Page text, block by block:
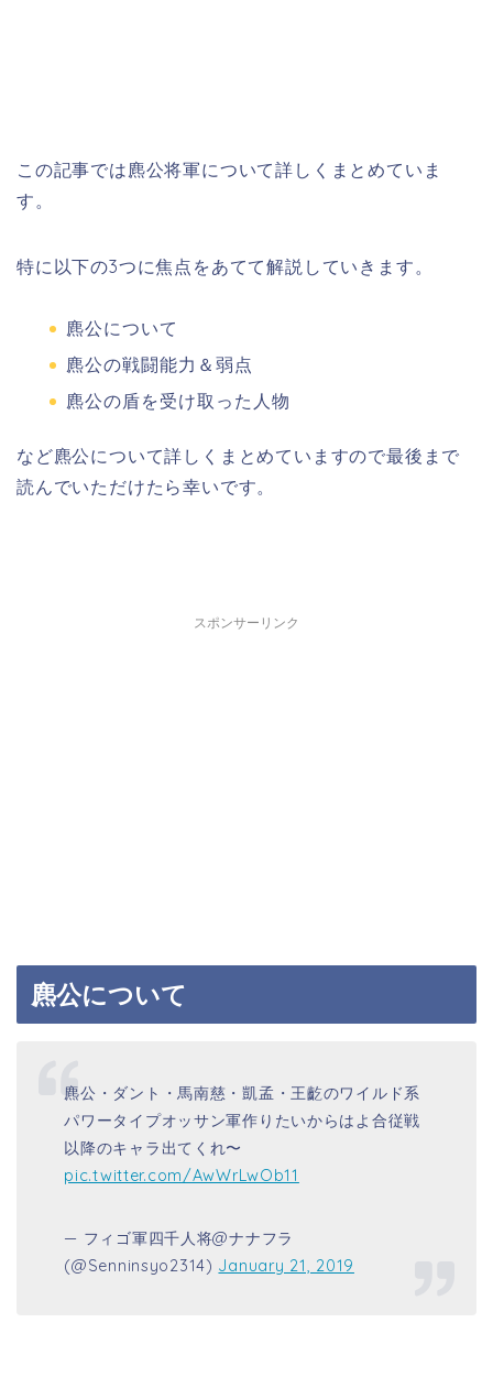
この記事では麃公将軍について詳しくまとめていま
す。
特に以下の3つに焦点をあてて解説していきます。
麃公について
麃公の戦闘能力＆弱点
麃公の盾を受け取った人物
など麃公について詳しくまとめていますので最後まで
読んでいただけたら幸いです。
スポンサーリンク
麃公について
麃公・ダント・馬南慈・凱孟・王齕のワイルド系
パワータイプオッサン軍作りたいからはよ合従戦
以降のキャラ出てくれ〜
pic.twitter.com/AwWrLwOb11
— フィゴ軍四千人将@ナナフラ
(@Senninsyo2314) January 21, 2019